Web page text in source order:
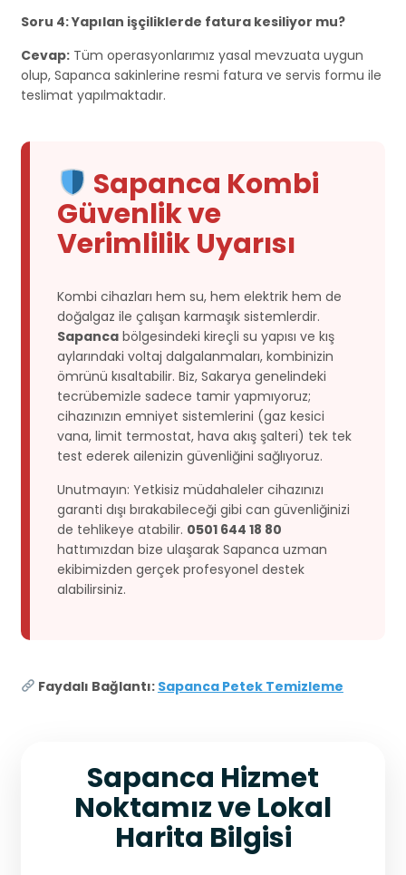
Soru 4: Yapılan işçiliklerde fatura kesiliyor mu?
Cevap: Tüm operasyonlarımız yasal mevzuata uygun
olup, Sapanca sakinlerine resmi fatura ve servis formu ile
teslimat yapılmaktadır.
Sapanca Kombi
Güvenlik ve
Verimlilik Uyarısı
Kombi cihazları hem su, hem elektrik hem de
doğalgaz ile çalışan karmaşık sistemlerdir.
Sapanca bölgesindeki kireçli su yapısı ve kış
aylarındaki voltaj dalgalanmaları, kombinizin
ömrünü kısaltabilir. Biz, Sakarya genelindeki
tecrübemizle sadece tamir yapmıyoruz;
cihazınızın emniyet sistemlerini (gaz kesici
vana, limit termostat, hava akış şalteri) tek tek
test ederek ailenizin güvenliğini sağlıyoruz.
Unutmayın: Yetkisiz müdahaleler cihazınızı
garanti dışı bırakabileceği gibi can güvenliğinizi
de tehlikeye atabilir. 0501 644 18 80
hattımızdan bize ulaşarak Sapanca uzman
ekibimizden gerçek profesyonel destek
alabilirsiniz.
Faydalı Bağlantı: Sapanca Petek Temizleme
Sapanca Hizmet
Noktamız ve Lokal
Harita Bilgisi